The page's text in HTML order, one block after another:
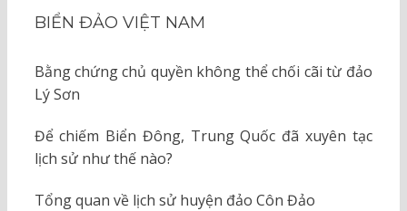
BIỂN ĐẢO VIỆT NAM
Bằng chứng chủ quyền không thể chối cãi từ đảo
Lý Sơn
Để chiếm Biển Đông, Trung Quốc đã xuyên tạc
lịch sử như thế nào?
Tổng quan về lịch sử huyện đảo Côn Đảo